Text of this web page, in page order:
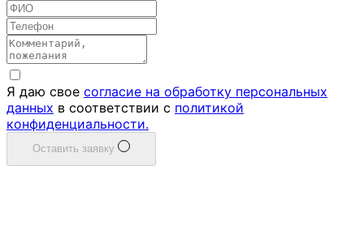
Я даю свое согласие на обработку персональных
данных в соответствии с политикой
конфиденциальности.
Оставить заявку